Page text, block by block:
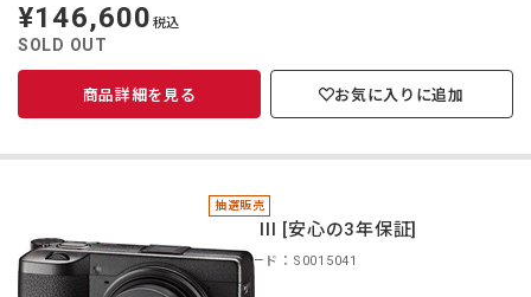
定
価
¥146,600 税込
SOLD OUT
商品詳細を見る お気に入りに追加
抽選販売
＊GR III [安心の3年保証]
商品コード：S0015041